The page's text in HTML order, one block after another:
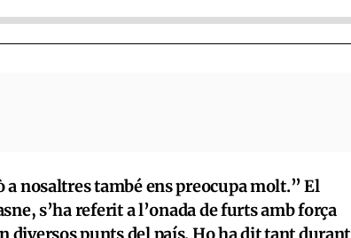
nosaltres també ens preocupa molt.” El
s’ha referit a l’onada de furts amb força